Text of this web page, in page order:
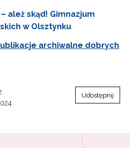
ależ skąd! Gimnazjum
w Olsztynku
archiwalne dobrych
Udostępnij
z najnowszymi